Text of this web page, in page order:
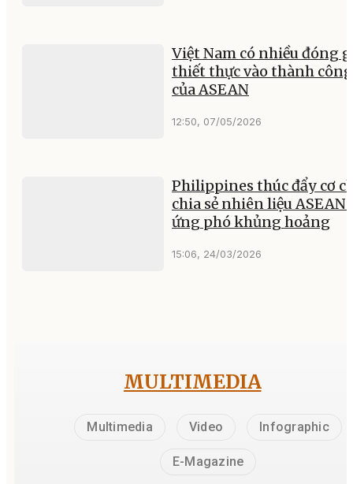
Việt Nam có nhiều đóng
thiết thực vào thành công
của ASEAN
12:50, 07/05/2026
Philippines thúc đẩy cơ
chia sẻ nhiên liệu ASEAN
ứng phó khủng hoảng
15:06, 24/03/2026
MULTIMEDIA
Multimedia Video Infographic
E-Magazine